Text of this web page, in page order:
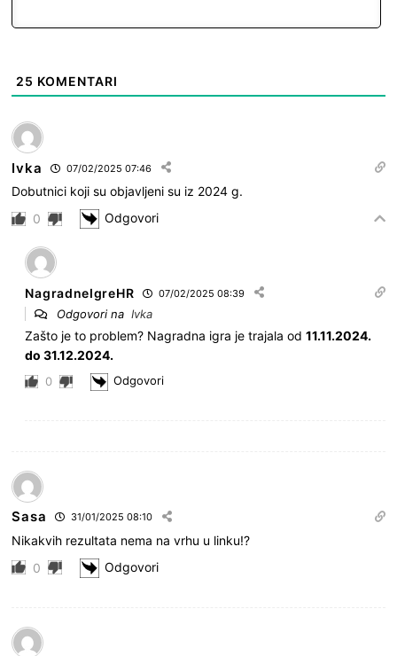
25 KOMENTARI
Ivka 07/02/2025 07:46
Dobutnici koji su objavljeni su iz 2024 g.
0
Odgovori
NagradneIgreHR 07/02/2025 08:39
Odgovori naIvka
Zašto je to problem? Nagradna igra je trajala od11.11.2024.
do 31.12.2024.
0 Odgovori
Sasa 31/01/2025 08:10
Nikakvih rezultata nema na vrhu u linku!?
0
Odgovori